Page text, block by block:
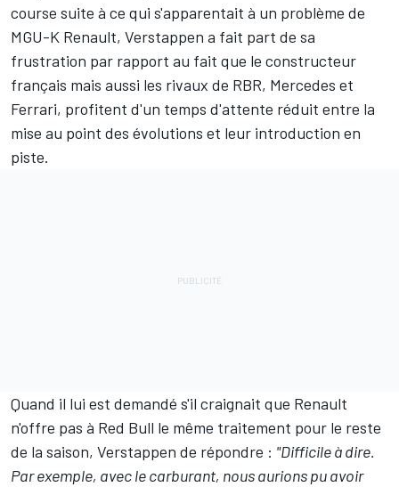
course suite à ce qui s'apparentait à un problème de
MGU-K Renault, Verstappen a fait part de sa
frustration par rapport au fait que le constructeur
français mais aussi les rivaux de RBR, Mercedes et
Ferrari, profitent d'un temps d'attente réduit entre la
mise au point des évolutions et leur introduction en
piste.
Quand il lui est demandé s'il craignait que Renault
n'offre pas à Red Bull le même traitement pour le reste
de la saison, Verstappen de répondre : "Difficile à dire.
Par exemple, avec le carburant, nous aurions pu avoir